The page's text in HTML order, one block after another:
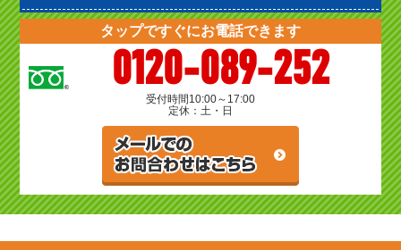
タップですぐにお電話できます
0120-089-252
受付時間 10:00～17:00
定休：土・日